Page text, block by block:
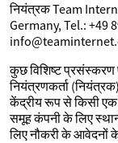
नियंत्रक Team
Germany, Tel.: +49
कुछ विशिष्ट प्रसंस्करण
नियंत्रणकर्ता
केंद्रीय रूप से किसी एक
समूह कंपनी के लिए
लिए नौकरी के आवेदनों